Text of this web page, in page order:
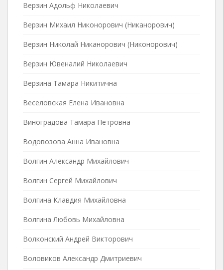
Верзин Адольф Николаевич
Верзин Михаил Никонорович (Никанорович)
Верзин Николай Никанорович (Никонорович)
Верзин Ювеналий Николаевич
Верзина Тамара Никитична
Веселовская Елена Ивановна
Виноградова Тамара Петровна
Водовозова Анна Ивановна
Волгин Александр Михайлович
Волгин Сергей Михайлович
Волгина Клавдия Михайловна
Волгина Любовь Михайловна
Волконский Андрей Викторович
Воловиков Александр Дмитриевич